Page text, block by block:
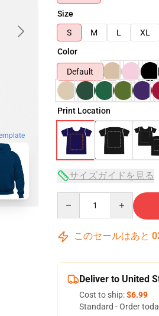
Size
S
M L XL
Color
Default
Print Location
サイズガイドを見る
このセールはあと
Deliver to United
Cost to ship:$6.99
Standard - Order